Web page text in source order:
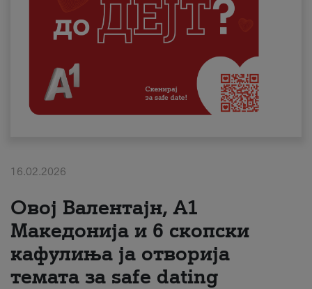
Деловни
Поддршка
Надополни кредит
Плати сметка
#ПодобарОнлајн
16.02.2026
Овој Валентајн, A1
Македонија и 6 скопски
кафулиња ја отворија
темата за safe dating